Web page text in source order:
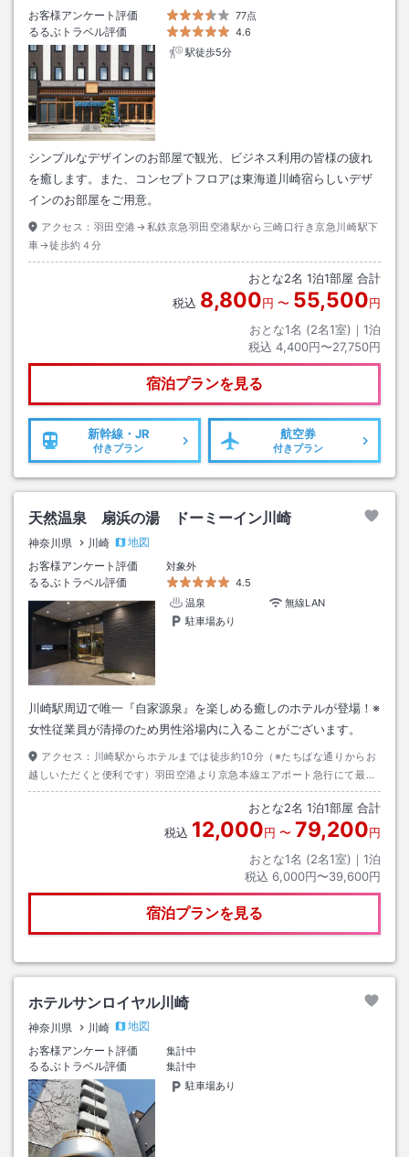
お客様アンケート評価
77点
るるぶトラベル評価
4.6
駅徒歩5分
シンプルなデザインのお部屋で観光、ビジネス利用の皆様の疲れ
を癒します。また、コンセプトフロアは東海道川崎宿らしいデザ
インのお部屋をご用意。
アクセス： 羽田空港→私鉄京急羽田空港駅から三崎口行き京急川崎駅下
車→徒歩約４分
おとな2名 1泊1部屋 合計
税込 8,800円 〜 55,500円
おとな1名 (2名1室)｜ 1泊
税込 4,400円〜27,750円
宿泊プランを見る
新幹線・JR
付きプラン
航空券
付きプラン
天然温泉 扇浜の湯 ドーミーイン川崎
神奈川県 川崎
地図
お客様アンケート評価
対象外
るるぶトラベル評価
4.5
温泉
無線LAN
駐車場あり
川崎駅周辺で唯一『自家源泉』を楽しめる癒しのホテルが登場！※
女性従業員が清掃のため男性浴場内に入ることがございます。
アクセス： 川崎駅からホテルまでは徒歩約10分（※たちばな通りからお
越しいただくと便利です）羽田空港より京急本線エアポート急行にて最短
１５分首都高速神奈川１号横羽線「大師」ＩＣより車で約１５分
おとな2名 1泊1部屋 合計
税込 12,000円 〜 79,200円
おとな1名 (2名1室)｜ 1泊
税込 6,000円〜39,600円
宿泊プランを見る
ホテルサンロイヤル川崎
神奈川県 川崎
地図
お客様アンケート評価
集計中
るるぶトラベル評価
集計中
駐車場あり